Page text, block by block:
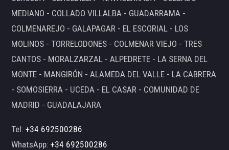
MEDIANO - COLLADO VILLALBA - GUADARRAMA -
COLMENAREJO - GALAPAGAR - EL ESCORIAL - LOS
MOLINOS - TORRELODONES - COLMENAR VIEJO - TRES
CANTOS - MORALZARZAL - ALPEDRETE - LA SERNA DEL
MONTE - MANGIRÓN - ALAMEDA DEL VALLE - LA CABRERA
- SOMOSIERRA - UCEDA - EL CASAR - COMUNIDAD DE
MADRID - GUADALAJARA
Tel:+34 692500286
WhatsApp:+34 692500286